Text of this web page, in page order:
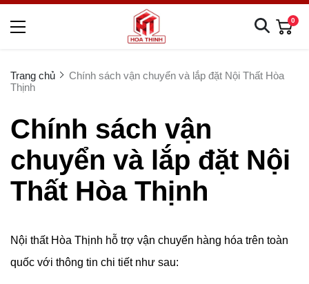
0
Trang chủ
Chính sách vận chuyển và lắp đặt Nội Thất Hòa
Thịnh
Chính sách vận
chuyển và lắp đặt Nội
Thất Hòa Thịnh
Nội thất Hòa Thịnh hỗ trợ vận chuyển hàng hóa trên toàn
quốc với thông tin chi tiết như sau: